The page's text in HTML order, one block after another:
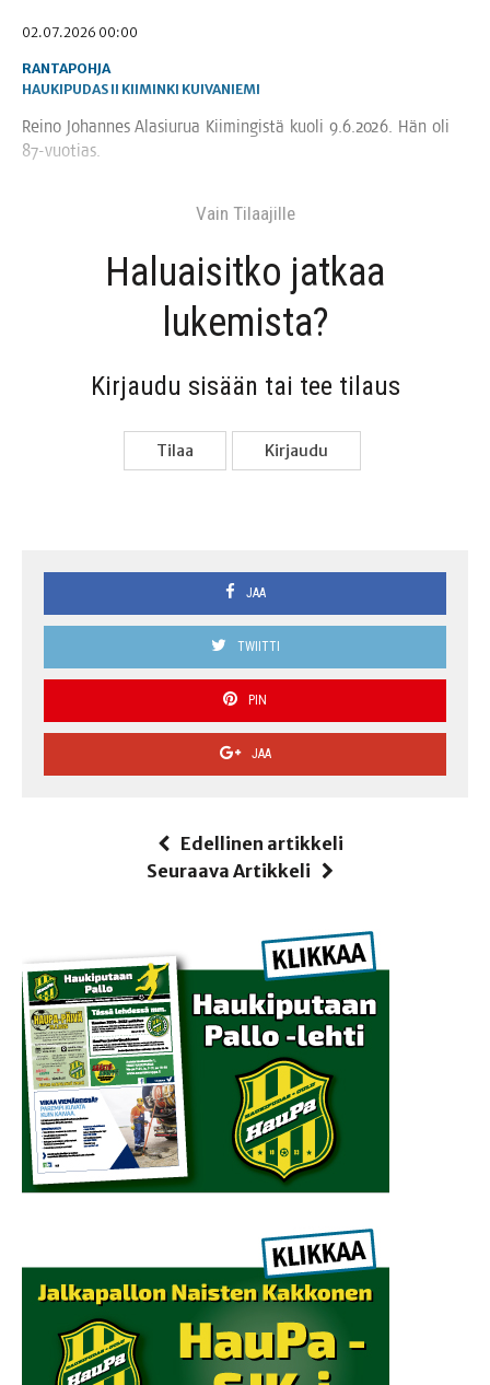
02.07.2026 00:00
RANTAPOHJA
HAUKIPUDAS II KIIMINKI KUIVANIEMI
Rei­no Johan­nes Ala­siu­rua Kii­min­gis­tä kuo­li 9.6.2026. Hän oli
87-vuotias.
Vain Tilaa­jil­le
Haluai­sit­ko jat­kaa
lukemista?
Kir­jau­du sisään tai tee tilaus
Tilaa Kir­jau­du
JAA
TWIITTI
PIN
JAA
Edellinen artikkeli
Seuraava Artikkeli